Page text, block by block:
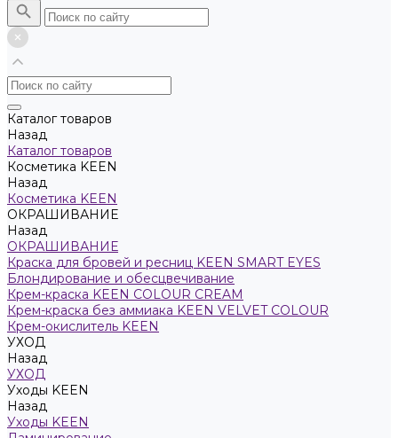
Каталог товаров
Назад
Каталог товаров
Косметика KEEN
Назад
Косметика KEEN
ОКРАШИВАНИЕ
Назад
ОКРАШИВАНИЕ
Краска для бровей и ресниц KEEN SMART EYES
Блондирование и обесцвечивание
Крем-краска KEEN COLOUR CREAM
Крем-краска без аммиака KEEN VELVET COLOUR
Крем-окислитель KEEN
УХОД
Назад
УХОД
Уходы KEEN
Назад
Уходы KEEN